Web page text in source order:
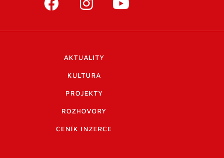
AKTUALITY
KULTURA
PROJEKTY
ROZHOVORY
CENÍK INZERCE